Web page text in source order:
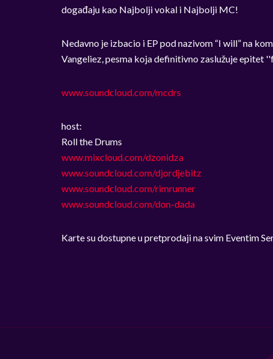
događaju kao Najbolji vokal i Najbolji MC!
Nedavno je izbacio i EP pod nazivom “I will” na
Vangeliez, pesma koja definitivno zaslužuje epitet
www.soundcloud.com/mcdrs
host:
Roll the Drums
www.mixcloud.com/dzonidza
www.soundcloud.com/djordjebitz
www.soundcloud.com/rimrunner
www.soundcloud.com/don-dada
Karte su dostupne u pretprodaji na svim Eventim